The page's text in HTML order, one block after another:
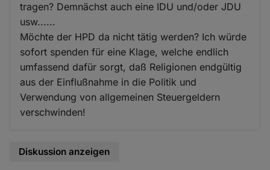
tragen? Demnächst auch eine IDU und/oder JDU
usw......
Möchte der HPD da nicht tätig werden? Ich würde
sofort spenden für eine Klage, welche endlich
umfassend dafür sorgt, daß Religionen endgültig
aus der Einflußnahme in die Politik und
Verwendung von allgemeinen Steuergeldern
verschwinden!
Diskussion anzeigen